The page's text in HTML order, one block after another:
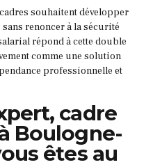
souhaitent développer
renoncer à la sécurité
répond à cette double
comme une solution
professionnelle et
cadre
Boulogne-
êtes au